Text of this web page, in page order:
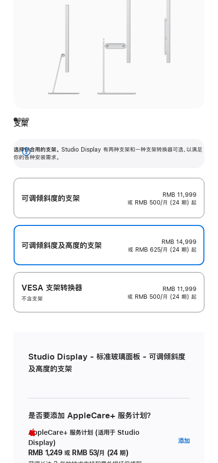
支架
选择你合用的支架。 Studio Display 有两种支架和一种支架转换器可选，以满足
你的各种安装需求。
展
可调倾斜度的支架
RMB 11,999
或 RMB 500/月 (24 期) 起
可调倾斜度及高‍度的支‍架
RMB 14,999
或 RMB 625/月 (24 期) 起
VESA 支架转换器
不含支架
RMB 11,999
或 RMB 500/月 (24 期) 起
Studio Display - 标准玻璃面板 - 可调倾斜度
及高度的支架
是否要添加 AppleCare+ 服务计划？
AppleCare+ 服务计划 (适用于 Studio
Display)
RMB 1,249 或 RMB 53/月 (24 期)
添加